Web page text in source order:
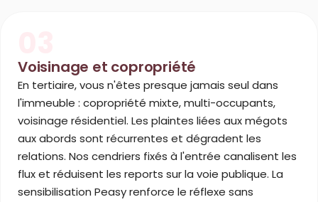
Voisinage et copropriété
En tertiaire, vous n'êtes presque jamais seul dans
l'immeuble : copropriété mixte, multi-occupants,
voisinage résidentiel. Les plaintes liées aux mégots
aux abords sont récurrentes et dégradent les
relations. Nos cendriers fixés à l'entrée canalisent les
flux et réduisent les reports sur la voie publique. La
sensibilisation Peasy renforce le réflexe sans